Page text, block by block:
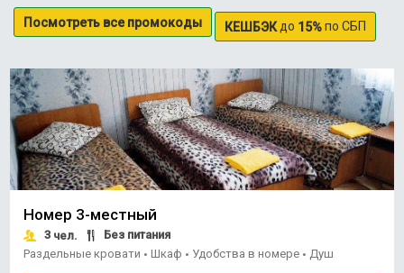
Посмотреть все промокоды КЕШБЭКдо 15%по СБП
Номер 3-местный
3 чел.
Без питания
Раздельные кровати • Шкаф • Удобства в номере • Душ